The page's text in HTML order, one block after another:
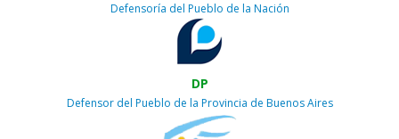
Defensoría del Pueblo de la Nación
DP
Defensor del Pueblo de la Provincia de Buenos Aires